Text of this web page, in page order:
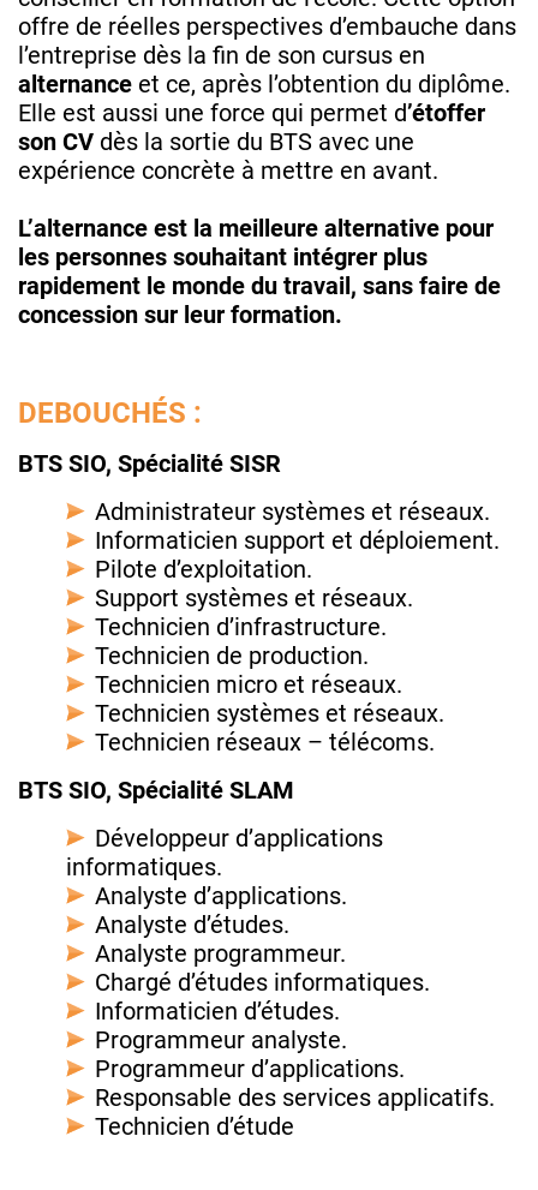
offre de réelles perspectives d’embauche dans
l’entreprise dès la fin de son cursus en
alternance et ce, après l’obtention du diplôme.
Elle est aussi une force qui permet d’étoffer
son CV dès la sortie du BTS avec une
expérience concrète à mettre en avant.
L’alternance est la meilleure alternative pour
les personnes souhaitant intégrer plus
rapidement le monde du travail, sans faire de
concession sur leur formation.
DEBOUCHÉS :
BTS SIO, Spécialité SISR
Administrateur systèmes et réseaux.
Informaticien support et déploiement.
Pilote d’exploitation.
Support systèmes et réseaux.
Technicien d’infrastructure.
Technicien de production.
Technicien micro et réseaux.
Technicien systèmes et réseaux.
Technicien réseaux – télécoms.
BTS SIO, Spécialité SLAM
Développeur d’applications
informatiques.
Analyste d’applications.
Analyste d’études.
Analyste programmeur.
Chargé d’études informatiques.
Informaticien d’études.
Programmeur analyste.
Programmeur d’applications.
Responsable des services applicatifs.
Technicien d’étude